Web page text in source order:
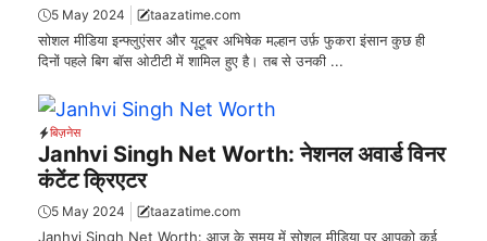
5 May 2024 taazatime.com
सोशल मीडिया इन्फ्लुएंसर और यूटूबर अभिषेक मल्हान उर्फ़ फुकरा इंसान कुछ ही
दिनों पहले बिग बॉस ओटीटी में शामिल हुए है। तब से उनकी ...
बिज़नेस
Janhvi Singh Net Worth: नेशनल अवार्ड विनर
कंटेंट क्रिएटर
5 May 2024 taazatime.com
Janhvi Singh Net Worth: आज के समय में सोशल मीडिया पर आपको कई